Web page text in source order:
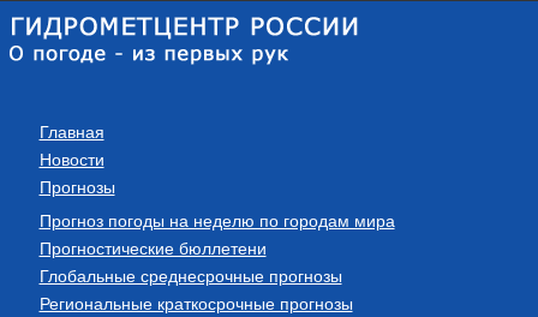
Главная
Новости
Прогнозы
Прогноз погоды на неделю по городам мира
Прогностические бюллетени
Глобальные среднесрочные прогнозы
Региональные краткосрочные прогнозы